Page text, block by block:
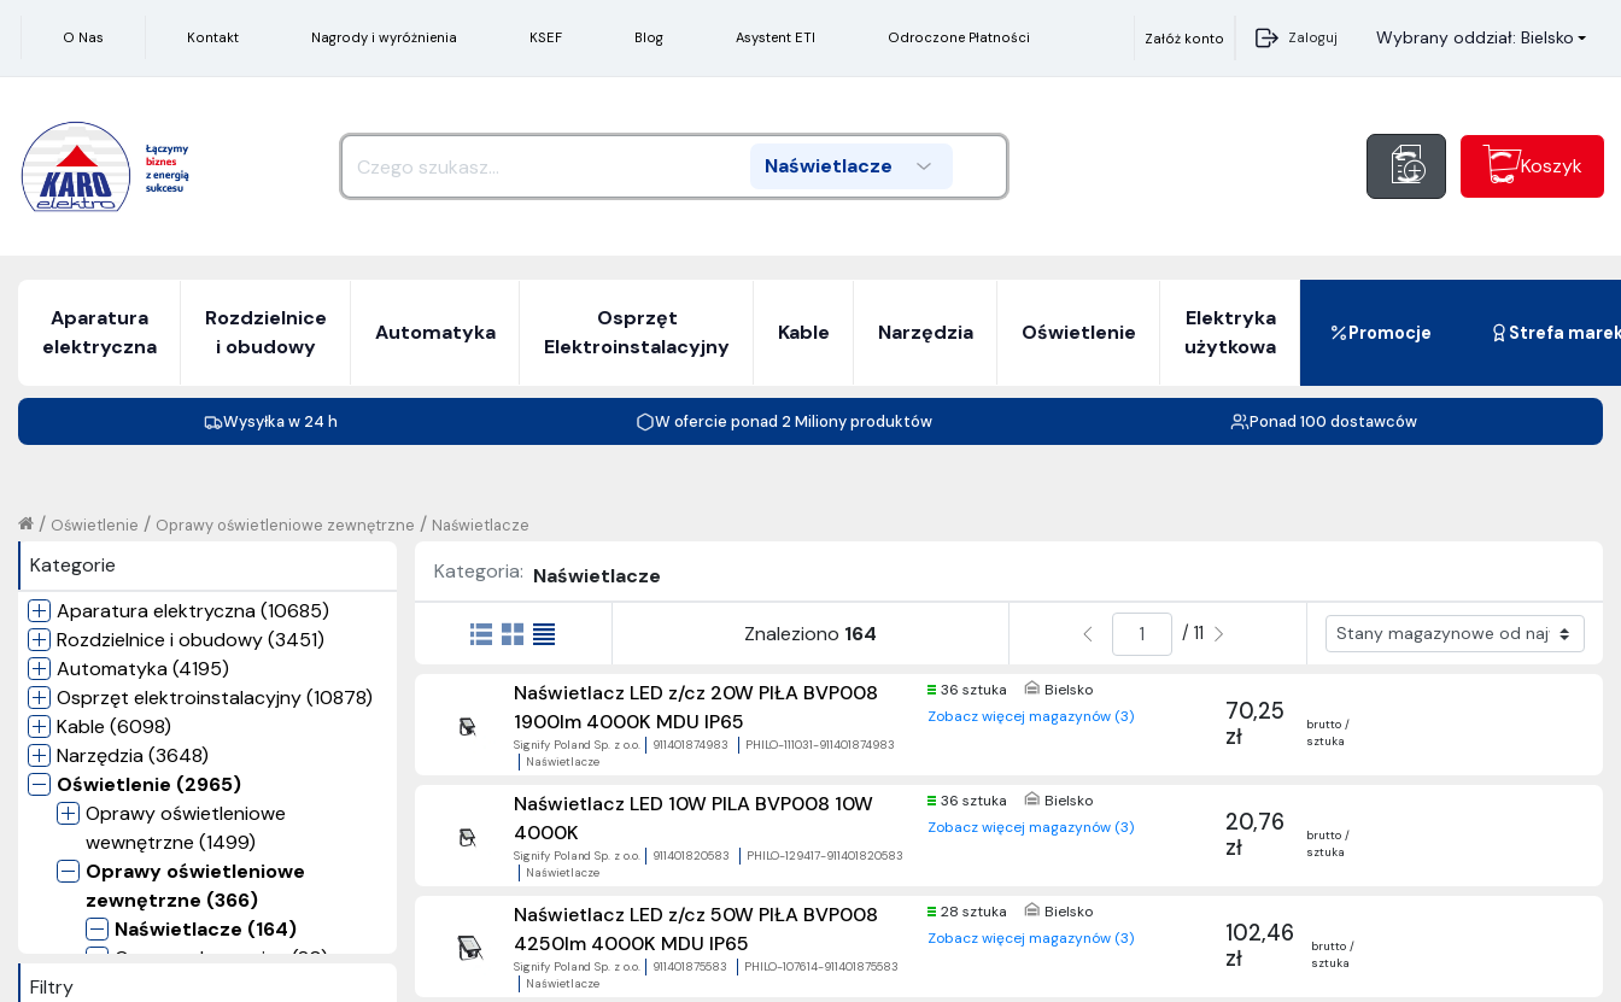
O Nas Kontakt Nagrody i wyróżnienia KSEF Blog Asystent ETI Odroczone Płatności Załóż konto Zaloguj Wybrany oddział: Bielsko
Naświetlacze
Search Koszyk
Aparatura
elektryczna
Rozdzielnice
i obudowy
Automatyka
Osprzęt
Elektroinstalacyjny
Kable Narzędzia Oświetlenie
Elektryka
użytkowa
Promocje Strefa
Wysyłka w 24 h W ofercie ponad 2 Miliony produktów Ponad 100 dostawców
Naświetlacze
/
Oprawy oświetleniowe zewnętrzne
/
Oświetlenie
/
Kategorie
Aparatura elektryczna (10685)
Rozdzielnice i obudowy (3451)
Automatyka (4195)
Osprzęt elektroinstalacyjny (10878)
Kable (6098)
Narzędzia (3648)
Oświetlenie (2965)
Oprawy oświetleniowe
wewnętrzne (1499)
Oprawy oświetleniowe
zewnętrzne (366)
Naświetlacze (164)
Oprawy elewacyjne (80)
Filtry
Kategoria: Naświetlacze
Znaleziono 164 / 11
Naświetlacz LED z/cz 20W PIŁA BVP008
1900lm 4000K MDU IP65
Signify Poland Sp. z o.o. 911401874983
PHILO-111031-911401874983
Naświetlacze
36 sztuka
Bielsko
Zobacz więcej magazynów (3)
70,25
zł
brutto /
sztuka
Naświetlacz LED 10W PILA BVP008 10W
4000K
Signify Poland Sp. z o.o. 911401820583
PHILO-129417-911401820583
Naświetlacze
36 sztuka
Bielsko
Zobacz więcej magazynów (3)
20,76
zł
brutto /
sztuka
Naświetlacz LED z/cz 50W PIŁA BVP008
4250lm 4000K MDU IP65
Signify Poland Sp. z o.o. 911401875583
PHILO-107614-911401875583
Naświetlacze
28 sztuka
Bielsko
Zobacz więcej magazynów (3)
102,46
zł
brutto /
sztuka